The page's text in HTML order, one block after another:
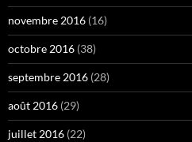
novembre 2016 (16)
octobre 2016 (38)
septembre 2016 (28)
août 2016 (29)
juillet 2016 (22)